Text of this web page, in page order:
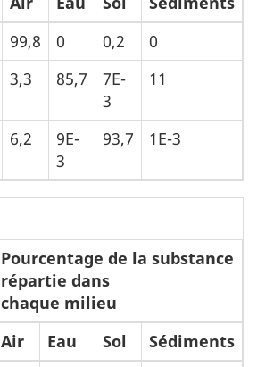
99,8 0 0,2
0
3,3 85,7
7E-
3
11
6,2
9E-
3
93,7 1E-3
Pourcentage de la substance
répartie dans
chaque milieu
Air Eau Sol
Sédiments